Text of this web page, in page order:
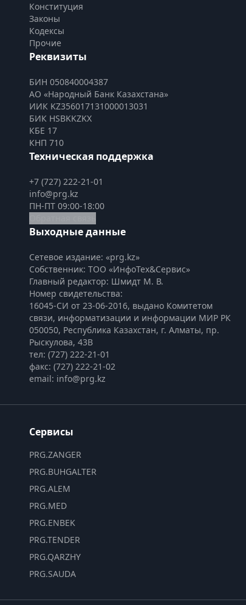
Конституция
Законы
Кодексы
Прочие
Реквизиты
БИН 050840004387
АО «Народный Банк Казахстана»
ИИК KZ356017131000013031
БИК HSBKKZKX
КБЕ 17
КНП 710
Техническая поддержка
+7 (727) 222-21-01
info@prg.kz
ПН-ПТ 09:00-18:00
Выходные данные
Сетевое издание: «prg.kz»
Собственник: ТОО «ИнфоТех&Сервис»
Главный редактор: Шмидт М. В.
Номер свидетельства:
16045-СИ от 23-06-2016, выдано Комитетом
связи, информатизации и информации МИР РК
050050, Республика Казахстан, г. Алматы, пр.
Рыскулова, 43В
тел: (727) 222-21-01
факс: (727) 222-21-02
email: info@prg.kz
Сервисы
PRG.ZANGER
PRG.BUHGALTER
PRG.ALEM
PRG.MED
PRG.ENBEK
PRG.TENDER
PRG.QARZHY
PRG.SAUDA